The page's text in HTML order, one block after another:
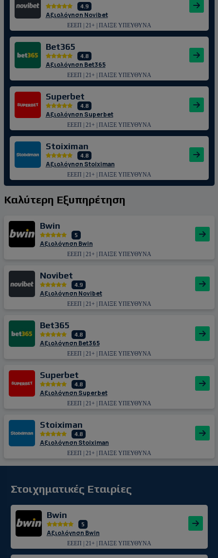
4.9
Αξιολόγηση Novibet
ΕΕΕΠ | 21+ | ΠΑΙΞΕ ΥΠΕΥΘΥΝΑ
Bet365
4.8
Αξιολόγηση Bet365
ΕΕΕΠ | 21+ | ΠΑΙΞΕ ΥΠΕΥΘΥΝΑ
Superbet
4.8
Αξιολόγηση Superbet
ΕΕΕΠ | 21+ | ΠΑΙΞΕ ΥΠΕΥΘΥΝΑ
Stoiximan
4.8
Αξιολόγηση Stoiximan
ΕΕΕΠ | 21+ | ΠΑΙΞΕ ΥΠΕΥΘΥΝΑ
Καλύτερη Εξυπηρέτηση
Bwin
5
Αξιολόγηση Bwin
ΕΕΕΠ | 21+ | ΠΑΙΞΕ ΥΠΕΥΘΥΝΑ
Novibet
4.9
Αξιολόγηση Novibet
ΕΕΕΠ | 21+ | ΠΑΙΞΕ ΥΠΕΥΘΥΝΑ
Bet365
4.8
Αξιολόγηση Bet365
ΕΕΕΠ | 21+ | ΠΑΙΞΕ ΥΠΕΥΘΥΝΑ
Superbet
4.8
Αξιολόγηση Superbet
ΕΕΕΠ | 21+ | ΠΑΙΞΕ ΥΠΕΥΘΥΝΑ
Stoiximan
4.8
Αξιολόγηση Stoiximan
ΕΕΕΠ | 21+ | ΠΑΙΞΕ ΥΠΕΥΘΥΝΑ
Στοιχηματικές Εταιρίες
Bwin
5
Αξιολόγηση Bwin
ΕΕΕΠ | 21+ | ΠΑΙΞΕ ΥΠΕΥΘΥΝΑ